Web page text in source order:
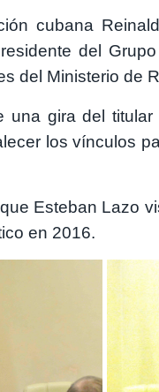
cubana
del
del Ministerio de
una gira del
los vínculos
Esteban Lazo
en 2016.